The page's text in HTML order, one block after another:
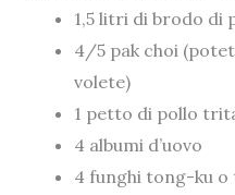
1,5 litri di brodo di
4/5 pak choi
volete)
1 petto di pollo
4 albumi d’uovo
4 funghi tong-ku o